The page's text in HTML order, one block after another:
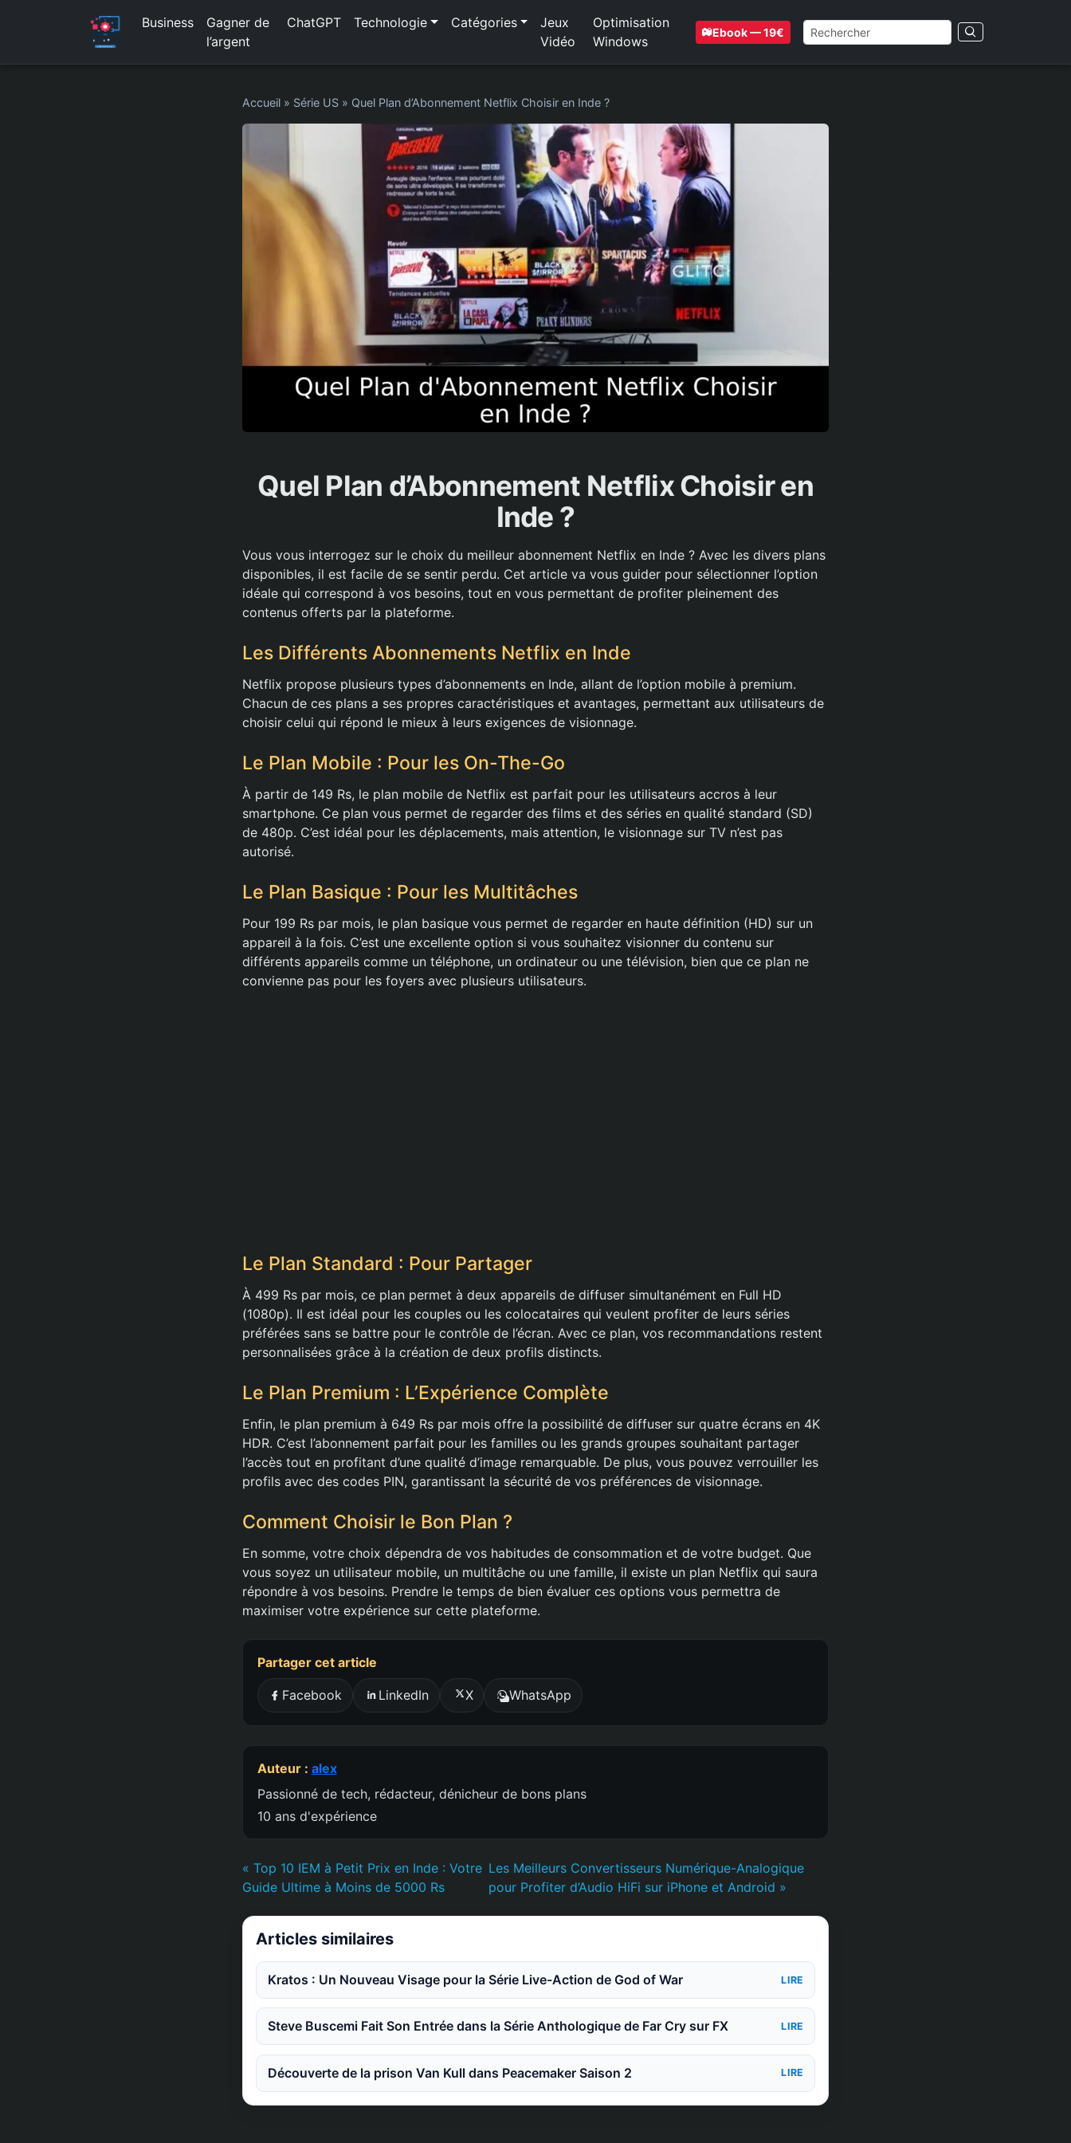
Business
Gagner de
l’argent
ChatGPT Technologie Catégories
Jeux
Vidéo
Optimisation
Windows
Ebook — 19€
Accueil » Série US » Quel Plan d’Abonnement Netflix Choisir en Inde ?
Quel Plan d’Abonnement Netflix Choisir en
Inde ?
Vous vous interrogez sur le choix du meilleur abonnement Netflix en Inde ? Avec les divers plans
disponibles, il est facile de se sentir perdu. Cet article va vous guider pour sélectionner l’option
idéale qui correspond à vos besoins, tout en vous permettant de profiter pleinement des
contenus offerts par la plateforme.
Les Différents Abonnements Netflix en Inde
Netflix propose plusieurs types d’abonnements en Inde, allant de l’option mobile à premium.
Chacun de ces plans a ses propres caractéristiques et avantages, permettant aux utilisateurs de
choisir celui qui répond le mieux à leurs exigences de visionnage.
Le Plan Mobile : Pour les On-The-Go
À partir de 149 Rs, le plan mobile de Netflix est parfait pour les utilisateurs accros à leur
smartphone. Ce plan vous permet de regarder des films et des séries en qualité standard (SD)
de 480p. C’est idéal pour les déplacements, mais attention, le visionnage sur TV n’est pas
autorisé.
Le Plan Basique : Pour les Multitâches
Pour 199 Rs par mois, le plan basique vous permet de regarder en haute définition (HD) sur un
appareil à la fois. C’est une excellente option si vous souhaitez visionner du contenu sur
différents appareils comme un téléphone, un ordinateur ou une télévision, bien que ce plan ne
convienne pas pour les foyers avec plusieurs utilisateurs.
Le Plan Standard : Pour Partager
À 499 Rs par mois, ce plan permet à deux appareils de diffuser simultanément en Full HD
(1080p). Il est idéal pour les couples ou les colocataires qui veulent profiter de leurs séries
préférées sans se battre pour le contrôle de l’écran. Avec ce plan, vos recommandations restent
personnalisées grâce à la création de deux profils distincts.
Le Plan Premium : L’Expérience Complète
Enfin, le plan premium à 649 Rs par mois offre la possibilité de diffuser sur quatre écrans en 4K
HDR. C’est l’abonnement parfait pour les familles ou les grands groupes souhaitant partager
l’accès tout en profitant d’une qualité d’image remarquable. De plus, vous pouvez verrouiller les
profils avec des codes PIN, garantissant la sécurité de vos préférences de visionnage.
Comment Choisir le Bon Plan ?
En somme, votre choix dépendra de vos habitudes de consommation et de votre budget. Que
vous soyez un utilisateur mobile, un multitâche ou une famille, il existe un plan Netflix qui saura
répondre à vos besoins. Prendre le temps de bien évaluer ces options vous permettra de
maximiser votre expérience sur cette plateforme.
Partager cet article
Facebook LinkedIn X WhatsApp
Auteur : alex
Passionné de tech, rédacteur, dénicheur de bons plans
10 ans d'expérience
« Top 10 IEM à Petit Prix en Inde : Votre
Guide Ultime à Moins de 5000 Rs
Les Meilleurs Convertisseurs Numérique-Analogique
pour Profiter d’Audio HiFi sur iPhone et Android »
Articles similaires
Kratos : Un Nouveau Visage pour la Série Live-Action de God of War LIRE
Steve Buscemi Fait Son Entrée dans la Série Anthologique de Far Cry sur FX LIRE
Découverte de la prison Van Kull dans Peacemaker Saison 2 LIRE